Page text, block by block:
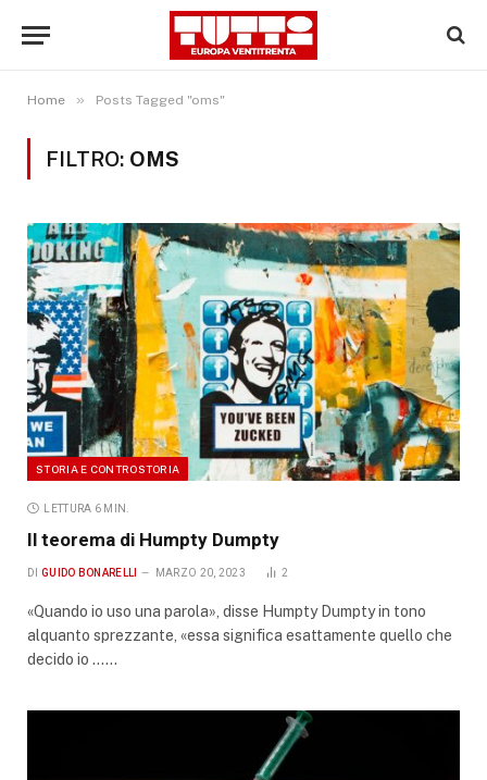
Home » Posts Tagged "oms"
FILTRO: OMS
STORIA E CONTROSTORIA
LETTURA 6 MIN.
Il teorema di Humpty Dumpty
DI GUIDO BONARELLI MARZO 20, 2023 2
«Quando io uso una parola», disse Humpty Dumpty in tono
alquanto sprezzante, «essa significa esattamente quello che
decido io ……